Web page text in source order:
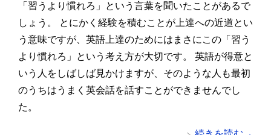
「習うより慣れろ」という言葉を聞いたことがあるで
しょう。 とにかく経験を積むことが上達への近道とい
う意味ですが、英語上達のためにはまさにこの「習う
より慣れろ」という考え方が大切です。 英語が得意と
いう人をしばしば見かけますが、そのような人も最初
のうちはうまく英会話を話すことができませんでし
た。